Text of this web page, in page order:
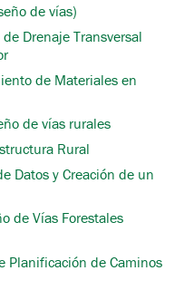
de vías)
Drenaje Transversal
de Materiales en
de vías rurales
Rural
Datos y Creación de un
de Vías Forestales
Planificación de Caminos